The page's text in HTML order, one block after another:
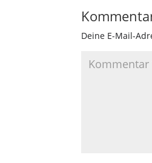
Deine E-Mail-